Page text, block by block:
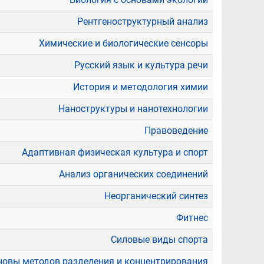
Рентгеноструктурный анализ
Химические и биологические сенсоры
Русский язык и культура речи
История и методология химии
Наноструктуры и нанотехнологии
Правоведение
Адаптивная физическая культура и спорт
Анализ органических соединений
Неорганический синтез
Фитнес
Силовые виды спорта
методов разделения и концентрирования